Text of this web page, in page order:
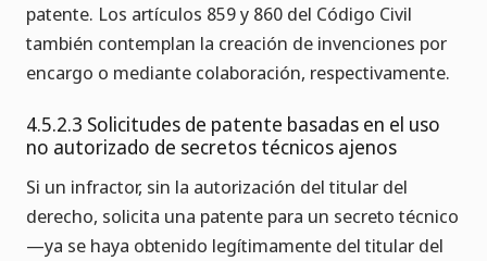
patente. Los artículos 859 y 860 del Código Civil
también contemplan la creación de invenciones por
encargo o mediante colaboración, respectivamente.
4.5.2.3 Solicitudes de patente basadas en el uso
no autorizado de secretos técnicos ajenos
Si un infractor, sin la autorización del titular del
derecho, solicita una patente para un secreto técnico
—ya se haya obtenido legítimamente del titular del